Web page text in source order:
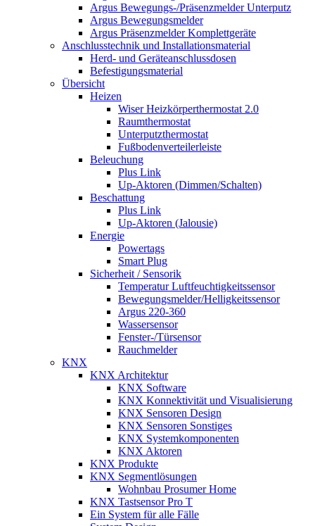
Argus Bewegungs-/Präsenzmelder Unterputz
Argus Bewegungsmelder
Argus Präsenzmelder Komplettgeräte
Anschlusstechnik und Installationsmaterial
Herd- und Geräteanschlussdosen
Befestigungsmaterial
Übersicht
Heizen
Wiser Heizkörperthermostat 2.0
Raumthermostat
Unterputzthermostat
Fußbodenverteilerleiste
Beleuchung
Plus Link
Up-Aktoren (Dimmen/Schalten)
Beschattung
Plus Link
Up-Aktoren (Jalousie)
Energie
Powertags
Smart Plug
Sicherheit / Sensorik
Temperatur Luftfeuchtigkeitssensor
Bewegungsmelder/Helligkeitssensor
Argus 220-360
Wassersensor
Fenster-/Türsensor
Rauchmelder
KNX
KNX Architektur
KNX Software
KNX Konnektivität und Visualisierung
KNX Sensoren Design
KNX Sensoren Sonstiges
KNX Systemkomponenten
KNX Aktoren
KNX Produkte
KNX Segmentlösungen
Wohnbau Prosumer Home
KNX Tastsensor Pro T
Ein System für alle Fälle